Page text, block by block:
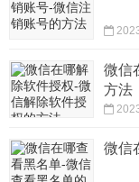
微信
方法
微信